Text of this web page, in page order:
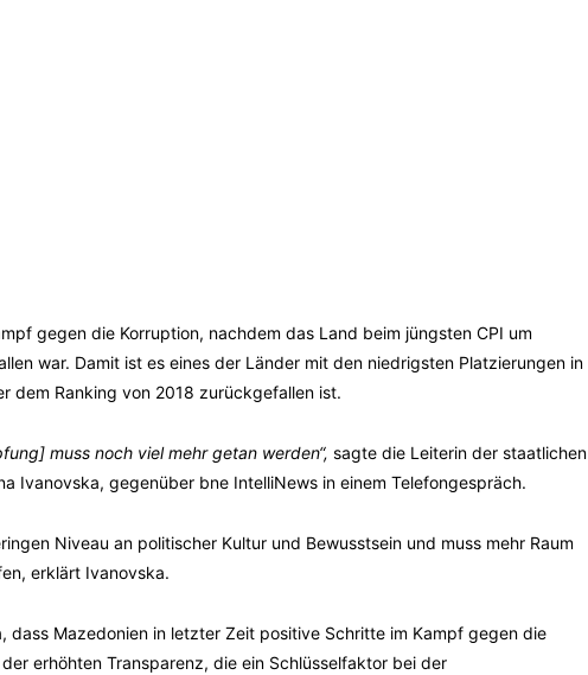
gegen die Korruption, nachdem das Land beim jüngsten CPI um
war. Damit ist es eines der Länder mit den niedrigsten Platzierungen in
dem Ranking von 2018 zurückgefallen ist.
muss noch viel mehr getan werden“, sagte die Leiterin der staatlichen
Ivanovska, gegenüber bne IntelliNews in einem Telefongespräch.
Niveau an politischer Kultur und Bewusstsein und muss mehr Raum
erklärt Ivanovska.
Mazedonien in letzter Zeit positive Schritte im Kampf gegen die
erhöhten Transparenz, die ein Schlüsselfaktor bei der